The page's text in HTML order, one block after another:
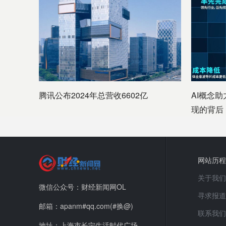
腾讯公布2024年总营收6602亿
AI概念助
现的背
微信公众号：财经新闻网OL
邮箱：apanm#qq.com(#换@)
网站历程
关于我们
寻求报道
联系我们